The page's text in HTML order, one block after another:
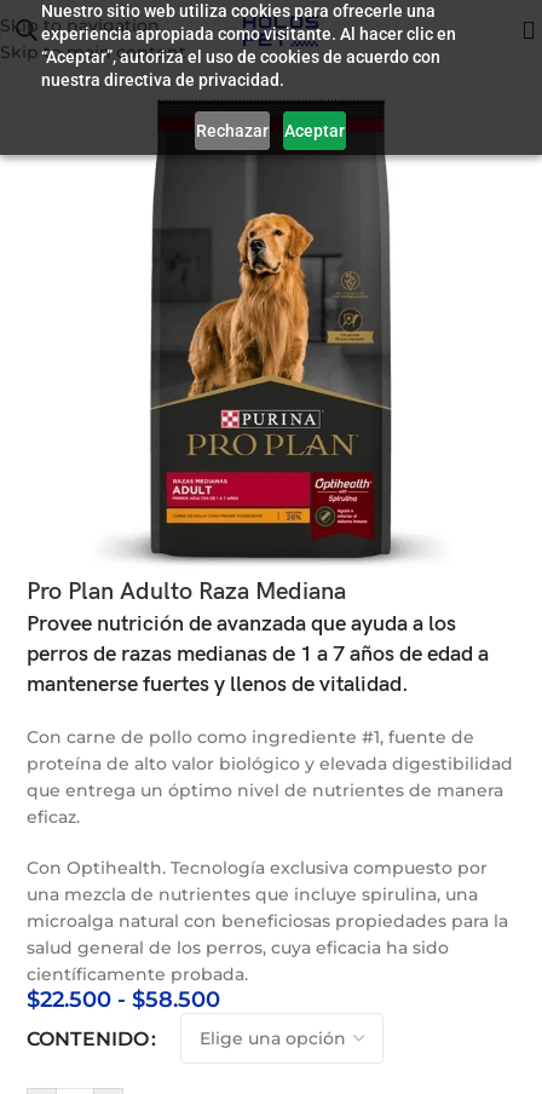
Nuestro sitio web utiliza cookies para ofrecerle una
experiencia apropiada como visitante. Al hacer clic en
“Aceptar”, autoriza el uso de cookies de acuerdo con
nuestra directiva de privacidad.
Rechazar Aceptar
Skip to navigation
Skip to main content
Inicio/ Alimento para Perros
Pro Plan Adulto Raza Mediana
Provee nutrición de avanzada que ayuda a los
perros de razas medianas de 1 a 7 años de edad a
mantenerse fuertes y llenos de vitalidad.
Con carne de pollo como ingrediente #1, fuente de
proteína de alto valor biológico y elevada digestibilidad
que entrega un óptimo nivel de nutrientes de manera
eficaz.
Con Optihealth. Tecnología exclusiva compuesto por
una mezcla de nutrientes que incluye spirulina, una
microalga natural con beneficiosas propiedades para la
salud general de los perros, cuya eficacia ha sido
científicamente probada.
$22.500 - $58.500
CONTENIDO